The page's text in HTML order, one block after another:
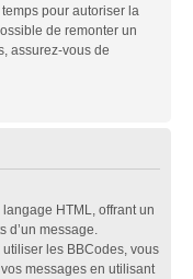
pour autoriser la
de remonter un
assurez-vous de
HTML, offrant un
d’un message.
les BBCodes, vous
messages en utilisant